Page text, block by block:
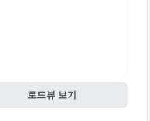
로드뷰 보기